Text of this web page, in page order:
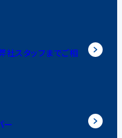
社スタッフまでご相
ー